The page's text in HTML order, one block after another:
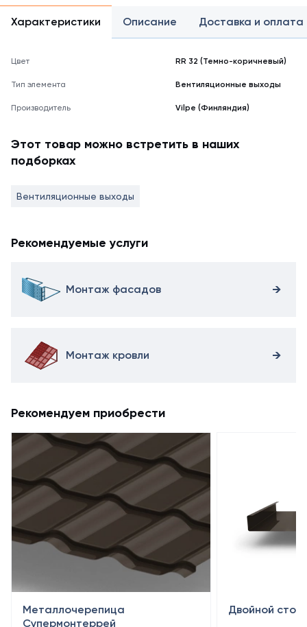
Характеристики Описание Доставка и оплата
Цвет RR 32 (Темно-коричневый)
Тип элемента Вентиляционные выходы
Производитель Vilpe (Финляндия)
Этот товар можно встретить в наших
подборках
Вентиляционные выходы
Рекомендуемые услуги
Монтаж фасадов
Монтаж кровли
Рекомендуем приобрести
Металлочерепица
Супермонтеррей
Двойной